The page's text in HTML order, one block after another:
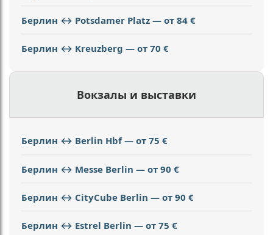
Берлин ↔ Potsdamer Platz — от 84 €
Берлин ↔ Kreuzberg — от 70 €
Вокзалы и выставки
Берлин ↔ Berlin Hbf — от 75 €
Берлин ↔ Messe Berlin — от 90 €
Берлин ↔ CityCube Berlin — от 90 €
Берлин ↔ Estrel Berlin — от 75 €